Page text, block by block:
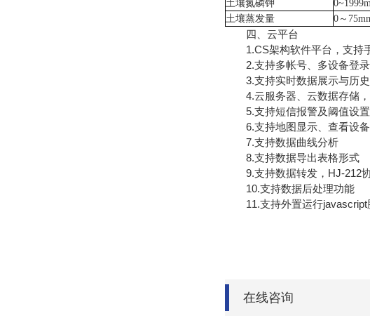
土壤氮磷钾
土壤蒸发量
0～
四、云平台
1.CS架构软件平台，支持手
2.支持多帐号、多设备登录
3.支持实时数据展示与历史
4.云服务器、云数据存储，
5.支持短信报警及阈值设置
6.支持地图显示、查看设备
7.支持数据曲线分析
8.支持数据导出表格形式
9.支持数据转发，HJ-212协
10.支持数据后处理功能
11.支持外置运行javascript
在线咨询